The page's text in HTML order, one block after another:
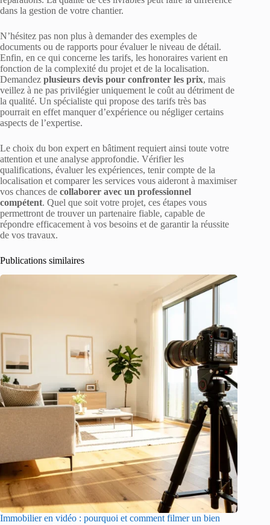
dans la gestion de votre chantier.
N’hésitez pas non plus à demander des exemples de
documents ou de rapports pour évaluer le niveau de détail.
Enfin, en ce qui concerne les tarifs, les honoraires varient en
fonction de la complexité du projet et de la localisation.
Demandez plusieurs devis pour confronter les prix, mais
veillez à ne pas privilégier uniquement le coût au détriment de
la qualité. Un spécialiste qui propose des tarifs très bas
pourrait en effet manquer d’expérience ou négliger certains
aspects de l’expertise.
Le choix du bon expert en bâtiment requiert ainsi toute votre
attention et une analyse approfondie. Vérifier les
qualifications, évaluer les expériences, tenir compte de la
localisation et comparer les services vous aideront à maximiser
vos chances de collaborer avec un professionnel
compétent. Quel que soit votre projet, ces étapes vous
permettront de trouver un partenaire fiable, capable de
répondre efficacement à vos besoins et de garantir la réussite
de vos travaux.
Publications similaires
Immobilier en vidéo : pourquoi et comment filmer un bien